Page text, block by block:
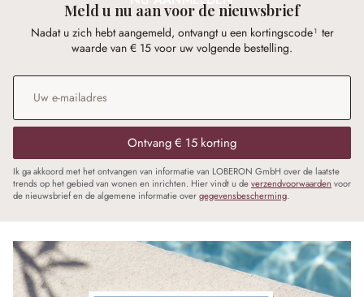
Meld u nu aan voor de nieuwsbrief
Nadat u zich hebt aangemeld, ontvangt u een kortingscode¹ ter
waarde van € 15 voor uw volgende bestelling.
E-mailadres
Ontvang € 15 korting
Ik ga akkoord met het ontvangen van informatie van LOBERON GmbH over de laatste
trends op het gebied van wonen en inrichten. Hier vindt u deverzendvoorwaarden voor
de nieuwsbrief en de algemene informatie overgegevensbescherming.